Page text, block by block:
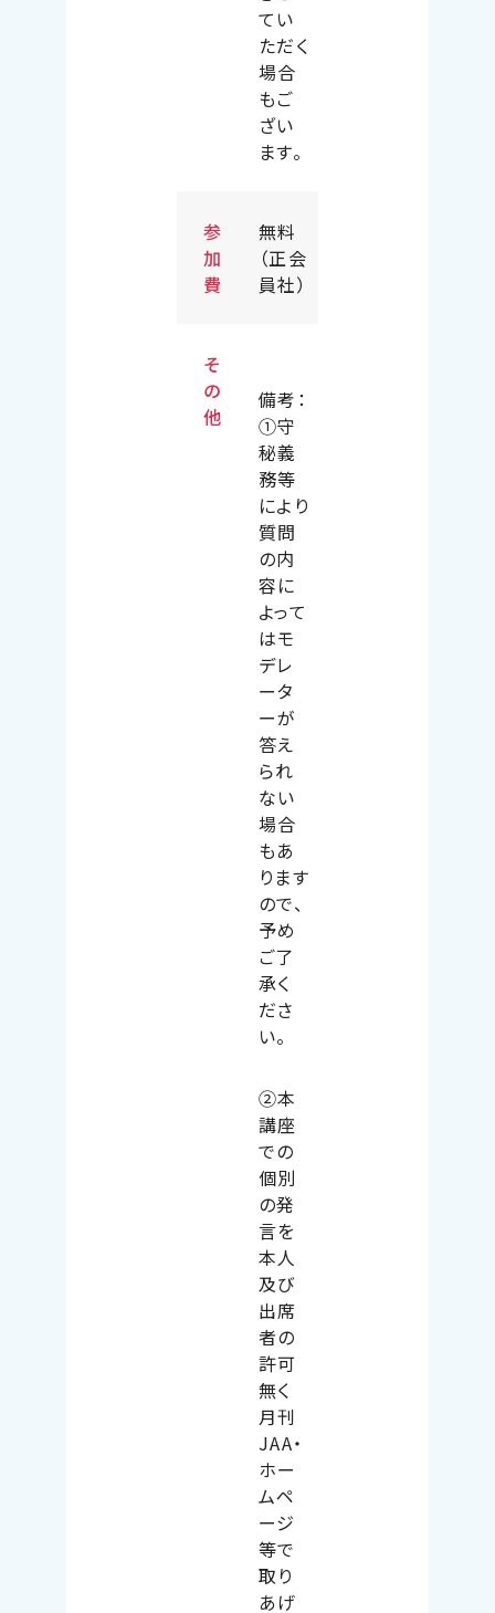
てい
ただく
場合
もご
ざい
ます。
参
加
費
無料
（正会
員社）
そ
の
他
備考：
①守
秘義
務等
により
質問
の内
容に
よって
はモ
デレ
ータ
ーが
答え
られ
ない
場合
もあ
ります
ので、
予め
ご了
承く
ださ
い。
②本
講座
での
個別
の発
言を
本人
及び
出席
者の
許可
無く
月刊
JAA・
ホー
ムペ
ージ
等で
取り
あげ